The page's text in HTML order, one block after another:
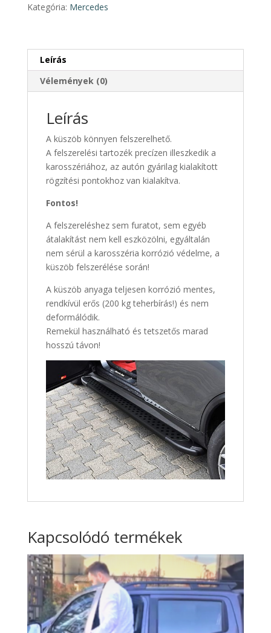
2017-
Kategória: Mercedes
Leírás
Vélemények (0)
Leírás
A küszöb könnyen felszerelhető.
A felszerelési tartozék precízen illeszkedik a
karosszériához, az autón gyárilag kialakított
rögzítési pontokhoz van kialakítva.
Fontos!
A felszereléshez sem furatot, sem egyéb
átalakítást nem kell eszközölni, egyáltalán
nem sérül a karosszéria korrózió védelme, a
küszöb felszerélése során!
A küszöb anyaga teljesen korrózió mentes,
rendkívül erős (200 kg teherbírás!) és nem
deformálódik.
Remekül használható és tetszetős marad
hosszú távon!
Kapcsolódó termékek